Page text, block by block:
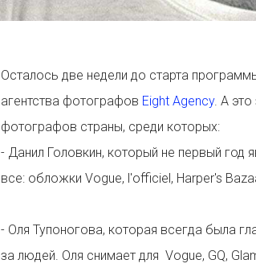
Осталось две недели до старта
агентства фотографов Eight Agency. А это
фотографов страны, среди которых:
- Данил Головкин, который не первый
все: обложки Vogue, l'officiel, Harper's
- Оля Тупоногова, которая всегда была
за людей. Оля снимает для Vogue, GQ,